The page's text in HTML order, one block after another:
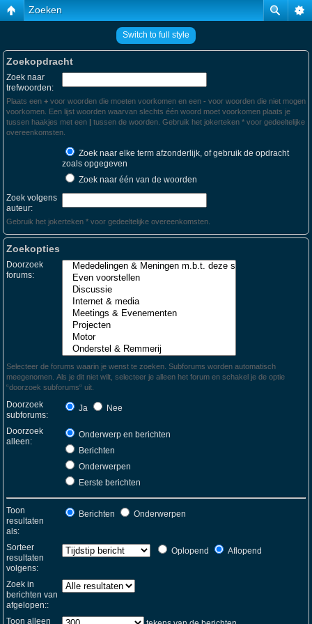
Zoeken
Switch to full style
Zoekopdracht
Zoek naar
trefwoorden:
Plaats een + voor woorden die moeten voorkomen en een - voor woorden die niet mogen
voorkomen. Een lijst woorden waarvan slechts één woord moet voorkomen plaats je
tussen haakjes met een | tussen de woorden. Gebruik het jokerteken * voor gedeeltelijke
overeenkomsten.
Zoek naar elke term afzonderlijk, of gebruik de opdracht
zoals opgegeven
Zoek naar één van de woorden
Zoek volgens
auteur:
Gebruik het jokerteken * voor gedeeltelijke overeenkomsten.
Zoekopties
Doorzoek
forums:
Selecteer de forums waarin je wenst te zoeken. Subforums worden automatisch
meegenomen. Als je dit niet wilt, selecteer je alleen het forum en schakel je de optie
“doorzoek subforums“ uit.
Doorzoek
subforums:
Ja Nee
Doorzoek
alleen:
Onderwerp en berichten
Berichten
Onderwerpen
Eerste berichten
Toon
resultaten
als:
Berichten Onderwerpen
Sorteer
resultaten
volgens:
Oplopend Aflopend
Zoek in
berichten van
afgelopen::
Toon alleen